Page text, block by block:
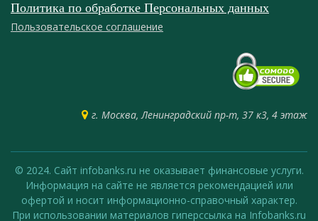
Политика по обработке Персональных данных
Пользовательское соглашение
г. Москва, Ленинградский пр-т, 37 к3, 4 этаж
© 2024. Сайт infobanks.ru не оказывает финансовые услуги.
Информация на сайте не является рекомендацией или
офертой и носит информационно-справочный характер.
При использовании материалов гиперссылка на Infobanks.ru